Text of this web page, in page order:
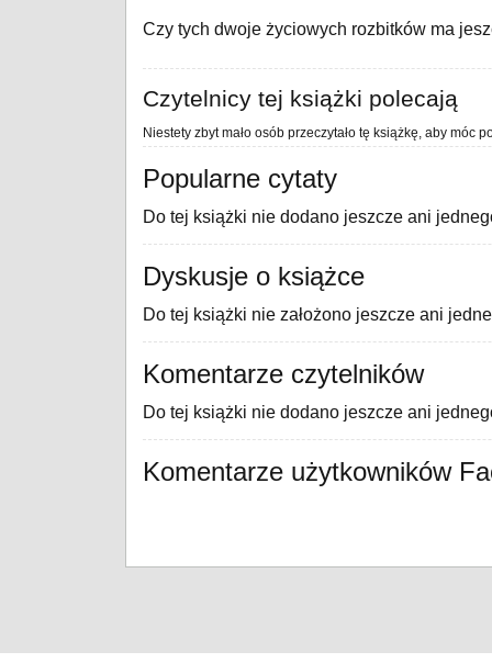
Czy tych dwoje życiowych rozbitków ma
Czytelnicy tej książki polecają
Niestety zbyt mało osób przeczytało tę książkę, aby móc
Popularne cytaty
Do tej książki nie dodano jeszcze ani
Dyskusje o książce
Do tej książki nie założono jeszcze ani
Komentarze czytelników
Do tej książki nie dodano jeszcze ani
Komentarze użytkowników